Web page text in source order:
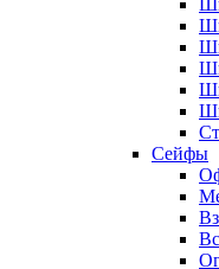
Сейфы